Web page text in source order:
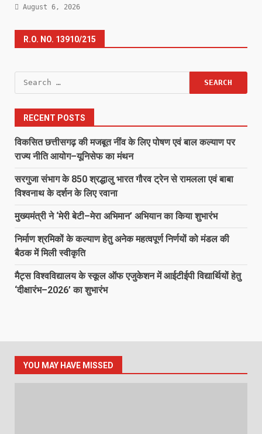
August 6, 2026
R.O. NO. 13910/215
Search
for:
RECENT POSTS
विकसित छत्तीसगढ़ की मजबूत नींव के लिए पोषण एवं बाल कल्याण पर
राज्य नीति आयोग–यूनिसेफ का मंथन
सरगुजा संभाग के 850 श्रद्धालु भारत गौरव ट्रेन से रामलला एवं बाबा
विश्वनाथ के दर्शन के लिए रवाना
मुख्यमंत्री ने ‘मेरी बेटी–मेरा अभिमान’ अभियान का किया शुभारंभ
निर्माण श्रमिकों के कल्याण हेतु अनेक महत्वपूर्ण निर्णयों को मंडल की
बैठक में मिली स्वीकृति
मैट्स विश्वविद्यालय के स्कूल ऑफ एजुकेशन में आईटीईपी विद्यार्थियों हेतु
‘दीक्षारंभ–2026’ का शुभारंभ
YOU MAY HAVE MISSED